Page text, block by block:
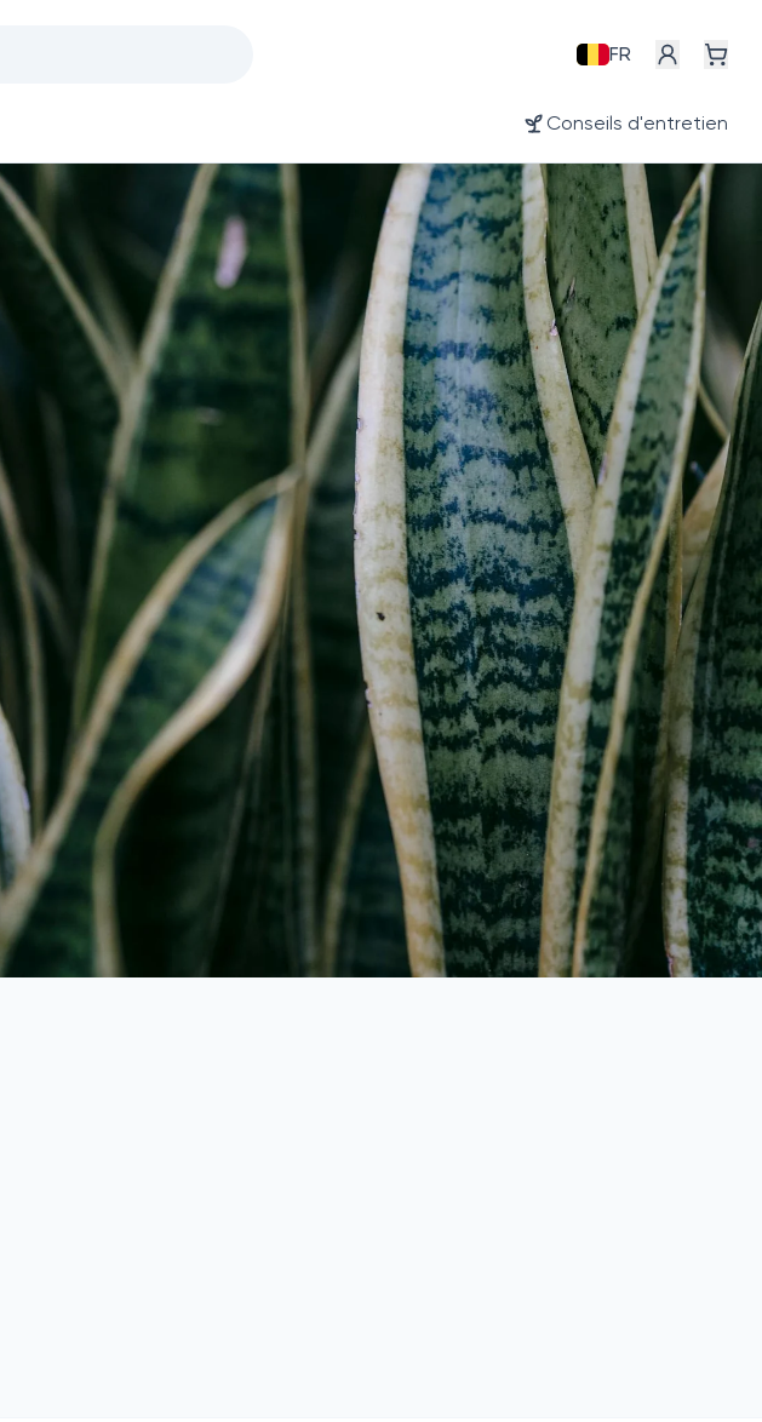
FR
Conseils d'entretien